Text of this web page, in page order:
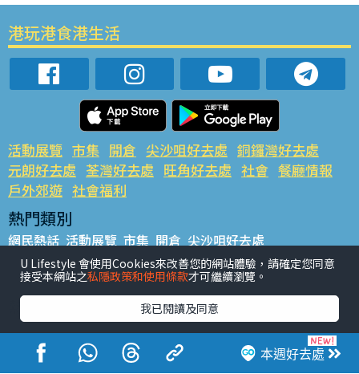
本週好去處
港玩港食港生活
活動展覽 市集 開倉 尖沙咀好去處 銅鑼灣好去處
元朗好去處 荃灣好去處 旺角好去處 社會 餐廳情報
戶外郊遊 社會福利
熱門類別
網民熱話 活動展覽 市集 開倉 尖沙咀好去處
銅鑼灣好去處 元朗好去處 荃灣好去處 旺角好去處 社會
餐廳情報 戶外郊遊
熱門標籤
#UGO搵好去處 #人氣活動推介 #美食社群熱話
#親子玩樂好去處
#ULifestyle應用程式
#限時搶
#UJetso禮物放送
#ULifestyle商戶中心 #著數
U Lifestyle 會使用Cookies來改善您的網站體驗，請確定您同意
接受本網站之私隱政策和使用條款才可繼續瀏覽。
我已閱讀及同意